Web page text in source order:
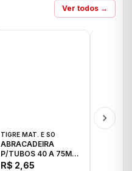
Ver todos →
TIGRE MAT. E SO
ABRACADEIRA
P/TUBOS 40 A 75MM
TIGRE
R$ 2,65